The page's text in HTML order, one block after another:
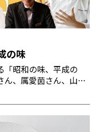
の味
「昭和の味、平成の
、厲愛茵さん、山田
ん、杉本壽さんに